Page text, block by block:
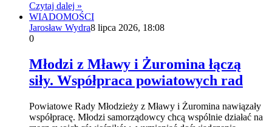
Czytaj dalej »
WIADOMOŚCI
Jarosław Wydra8 lipca 2026, 18:08
0
Młodzi z Mławy i Żuromina łączą
siły. Współpraca powiatowych rad
Powiatowe Rady Młodzieży z Mławy i Żuromina nawiązały
współpracę. Młodzi samorządowcy chcą wspólnie działać na